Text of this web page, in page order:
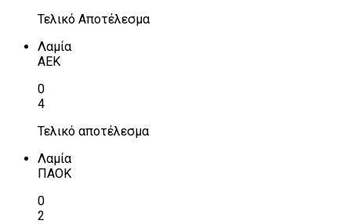
Τελικό Αποτέλεσμα
Λαμία
ΑΕΚ
0
4
Τελικό αποτέλεσμα
Λαμία
ΠΑΟΚ
0
2